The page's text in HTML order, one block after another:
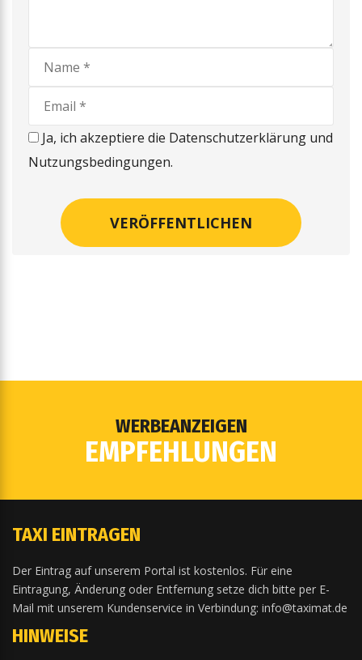
Ja, ich akzeptiere die Datenschutzerklärung und
Nutzungsbedingungen.
WERBEANZEIGEN
EMPFEHLUNGEN
TAXI EINTRAGEN
Der Eintrag auf unserem Portal ist kostenlos. Für eine
Eintragung, Änderung oder Entfernung setze dich bitte per E-
Mail mit unserem Kundenservice in Verbindung: info@taximat.de
HINWEISE